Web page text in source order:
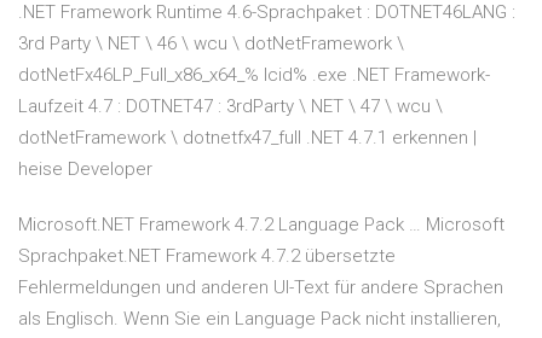
.NET Framework Runtime 4.6-Sprachpaket : DOTNET46LANG :
3rd Party \ NET \ 46 \ wcu \ dotNetFramework \
dotNetFx46LP_Full_x86_x64_% lcid% .exe .NET Framework-
Laufzeit 4.7 : DOTNET47 : 3rdParty \ NET \ 47 \ wcu \
dotNetFramework \ dotnetfx47_full .NET 4.7.1 erkennen |
heise Developer
Microsoft.NET Framework 4.7.2 Language Pack … Microsoft
Sprachpaket.NET Framework 4.7.2 übersetzte
Fehlermeldungen und anderen UI-Text für andere Sprachen
als Englisch. Wenn Sie ein Language Pack nicht installieren,